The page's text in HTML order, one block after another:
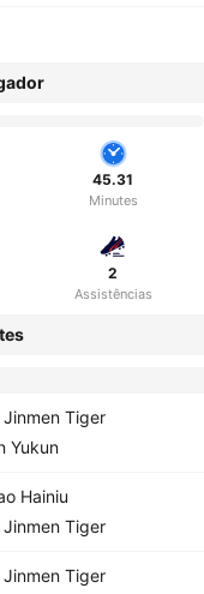
45.31
Minutes
2
Assistências
Jinmen Tiger
Yukun
Hainiu
Jinmen Tiger
Jinmen Tiger